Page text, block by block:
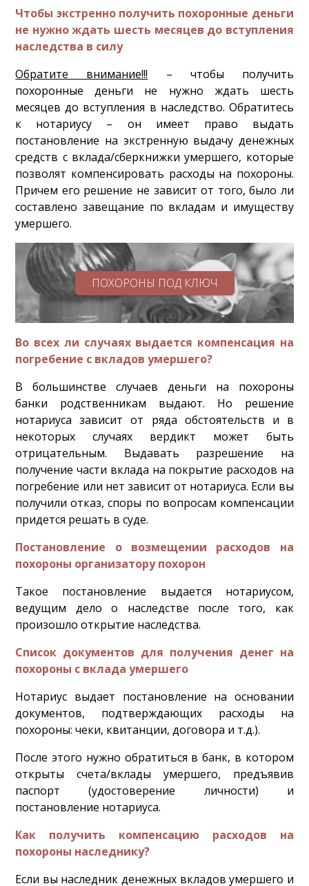
Чтобы экстренно получить похоронные деньги
не нужно ждать шесть месяцев до вступления
наследства в силу
Обратите внимание!!! – чтобы получить
похоронные деньги не нужно ждать шесть
месяцев до вступления в наследство. Обратитесь
к нотариусу – он имеет право выдать
постановление на экстренную выдачу денежных
средств с вклада/сберкнижки умершего, которые
позволят компенсировать расходы на похороны.
Причем его решение не зависит от того, было ли
составлено завещание по вкладам и имуществу
умершего.
ПОХОРОНЫ ПОД КЛЮЧ
Во всех ли случаях выдается компенсация на
погребение с вкладов умершего?
В большинстве случаев деньги на похороны
банки родственникам выдают. Но решение
нотариуса зависит от ряда обстоятельств и в
некоторых случаях вердикт может быть
отрицательным. Выдавать разрешение на
получение части вклада на покрытие расходов на
погребение или нет зависит от нотариуса. Если вы
получили отказ, споры по вопросам компенсации
придется решать в суде.
Постановление о возмещении расходов на
похороны организатору похорон
Такое постановление выдается нотариусом,
ведущим дело о наследстве после того, как
произошло открытие наследства.
Список документов для получения денег на
похороны с вклада умершего
Нотариус выдает постановление на основании
документов, подтверждающих расходы на
похороны: чеки, квитанции, договора и т.д.).
После этого нужно обратиться в банк, в котором
открыты счета/вклады умершего, предъявив
паспорт (удостоверение личности) и
постановление нотариуса.
Как получить компенсацию расходов на
похороны наследнику?
Если вы наследник денежных вкладов умершего и